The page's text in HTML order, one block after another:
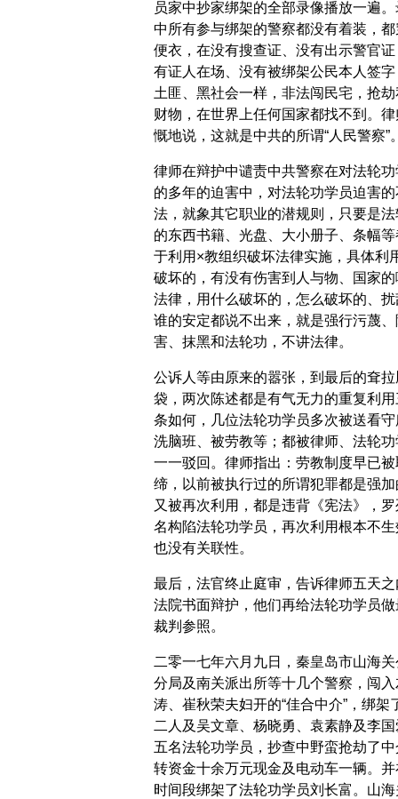
员家中抄家绑架的全部录像播放一遍
中所有参与绑架的警察都没有着装，都
便衣，在没有搜查证、没有出示警官证
有证人在场、没有被绑架公民本人签字
土匪、黑社会一样，非法闯民宅，抢劫
财物，在世界上任何国家都找不到。律
慨地说，这就是中共的所谓“人民警察”
律师在辩护中谴责中共警察在对法轮功
的多年的迫害中，对法轮功学员迫害的
法，就象其它职业的潜规则，只要是法
的东西书籍、光盘、大小册子、条幅等
于利用×教组织破坏法律实施，具体利
破坏的，有没有伤害到人与物、国家的
法律，用什么破坏的，怎么破坏的、扰
谁的安定都说不出来，就是强行污蔑、
害、抹黑和法轮功，不讲法律。
公诉人等由原来的嚣张，到最后的耷拉
袋，两次陈述都是有气无力的重复利用
条如何，几位法轮功学员多次被送看守
洗脑班、被劳教等；都被律师、法轮功
一一驳回。律师指出：劳教制度早已被
缔，以前被执行过的所谓犯罪都是强加
又被再次利用，都是违背《宪法》，
名构陷法轮功学员，再次利用根本不生
也没有关联性。
最后，法官终止庭审，告诉律师五天之
法院书面辩护，他们再给法轮功学员做
裁判参照。
二零一七年六月九日，秦皇岛市山海
分局及南关派出所等十几个警察，闯入
涛、崔秋荣夫妇开的“佳合中介”，绑架
二人及吴文章、杨晓勇、袁素静及李
五名法轮功学员，抄查中野蛮抢劫了中
转资金十余万元现金及电动车一辆。并
时间段绑架了法轮功学员刘长富。山海